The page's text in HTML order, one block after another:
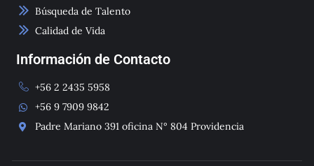
Búsqueda de Talento
Calidad de Vida
Información de Contacto
+56 2 2435 5958
+56 9 7909 9842
Padre Mariano 391 oficina N° 804 Providencia